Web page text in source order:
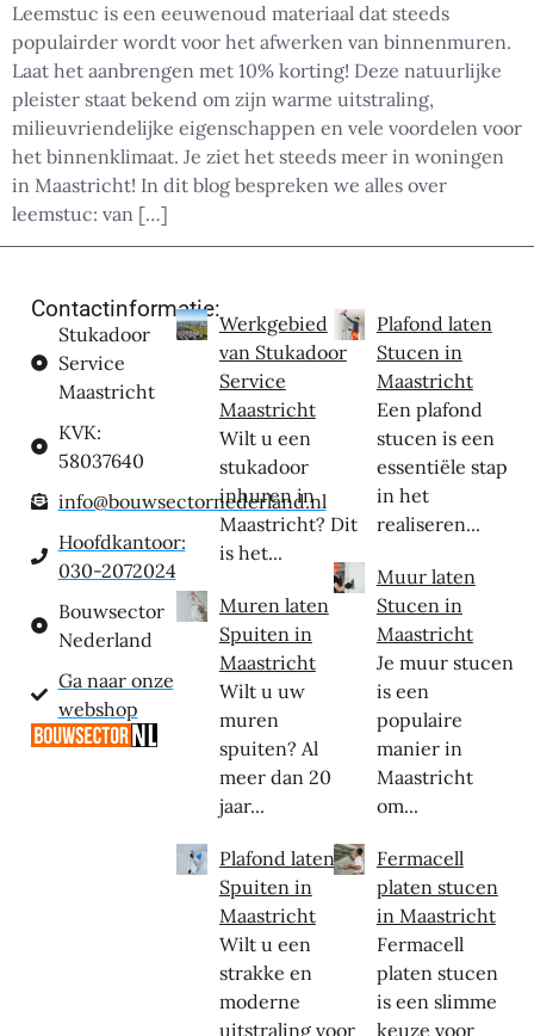
Leemstuc is een eeuwenoud materiaal dat steeds
populairder wordt voor het afwerken van binnenmuren.
Laat het aanbrengen met 10% korting! Deze natuurlijke
pleister staat bekend om zijn warme uitstraling,
milieuvriendelijke eigenschappen en vele voordelen voor
het binnenklimaat. Je ziet het steeds meer in woningen
in Maastricht! In dit blog bespreken we alles over
leemstuc: van […]
Contactinformatie:
Stukadoor
Service
Maastricht
KVK:
58037640
info@bouwsectornederland.nl
Hoofdkantoor:
030-2072024
Bouwsector
Nederland
Ga naar onze
webshop
Werkgebied
van Stukadoor
Service
Maastricht
Wilt u een
stukadoor
inhuren in
Maastricht? Dit
is het...
Muren laten
Spuiten in
Maastricht
Wilt u uw
muren
spuiten? Al
meer dan 20
jaar...
Plafond laten
Spuiten in
Maastricht
Wilt u een
strakke en
moderne
uitstraling voor
Plafond laten
Stucen in
Maastricht
Een plafond
stucen is een
essentiële stap
in het
realiseren...
Muur laten
Stucen in
Maastricht
Je muur stucen
is een
populaire
manier in
Maastricht
om...
Fermacell
platen stucen
in Maastricht
Fermacell
platen stucen
is een slimme
keuze voor